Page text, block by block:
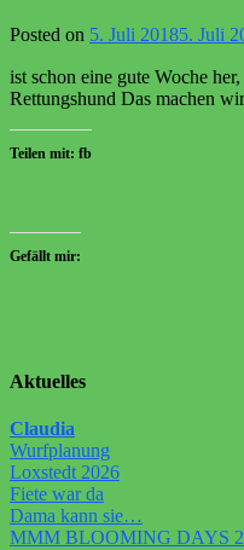
Posted on 5. Juli 20185. Juli
ist schon eine gute Woche
Rettungshund Das machen
Teilen mit: fb
Gefällt mir:
Aktuelles
Claudia
Wurfplanung
Loxstedt 2026
Fiete war da
Dama kann sie…
MMM BLOOMING DAYS